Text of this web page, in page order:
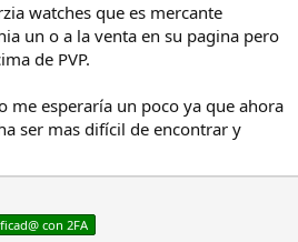
watches que es mercante
un o a la venta en su pagina pero
de PVP.
me esperaría un poco ya que ahora
ser mas difícil de encontrar y
con 2FA